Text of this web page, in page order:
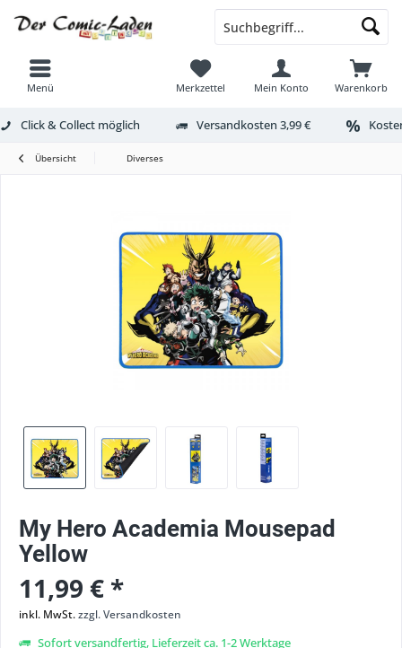
Menü Warenkorb
Merkzettel Mein Konto
Click & Collect möglich Versandkosten 3,99 €
Übersicht Diverses
My Hero Academia Mousepad
Yellow
11,99 € *
inkl. MwSt.zzgl. Versandkosten
Sofort versandfertig, Lieferzeit ca. 1-2 Werktage